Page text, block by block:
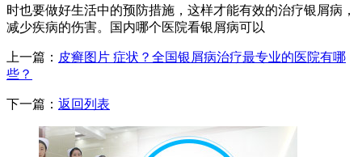
时也要做好生活中的预防措施，这样才能有效的治疗银屑病，
减少疾病的伤害。国内哪个医院看银屑病可以
上一篇： 皮癣图片 症状？全国银屑病治疗最专业的医院有哪
些？
下一篇： 返回列表